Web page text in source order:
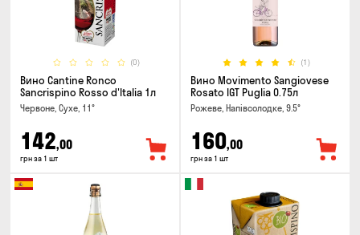
(0)
Вино Cantine Ronco
Sancrispino Rosso d'Italia 1л
Червоне, Сухе, 11°
142,00
грн за 1 шт
(1)
Вино Movimento Sangiovese
Rosato IGT Puglia 0.75л
Рожеве, Напівсолодке, 9.5°
160,00
грн за 1 шт